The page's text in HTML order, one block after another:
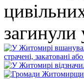
загинули